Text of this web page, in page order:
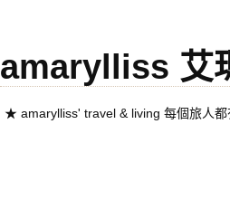
amarylliss 艾
★ amarylliss' travel & living 每個旅人都